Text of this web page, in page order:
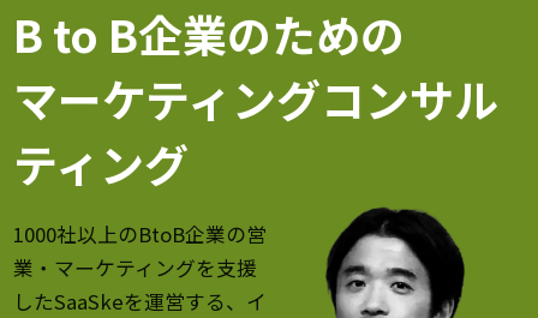
B to B企業のための
マーケティングコンサル
ティング
1000社以上のBtoB企業の営
業・マーケティングを支援
したSaaSkeを運営する、イ